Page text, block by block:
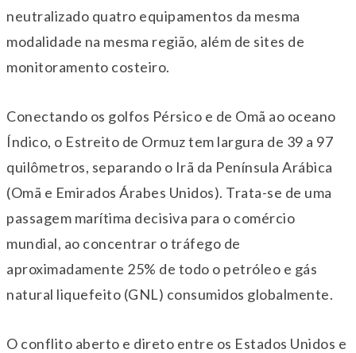
neutralizado quatro equipamentos da mesma
modalidade na mesma região, além de sites de
monitoramento costeiro.
Conectando os golfos Pérsico e de Omã ao oceano
Índico, o Estreito de Ormuz tem largura de 39 a 97
quilômetros, separando o Irã da Península Arábica
(Omã e Emirados Árabes Unidos). Trata-se de uma
passagem marítima decisiva para o comércio
mundial, ao concentrar o tráfego de
aproximadamente 25% de todo o petróleo e gás
natural liquefeito (GNL) consumidos globalmente.
O conflito aberto e direto entre os Estados Unidos e